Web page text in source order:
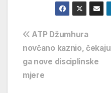
Navigacija
objava
ATP Džumhura
novčano kaznio, čekaju
ga nove disciplinske
mjere